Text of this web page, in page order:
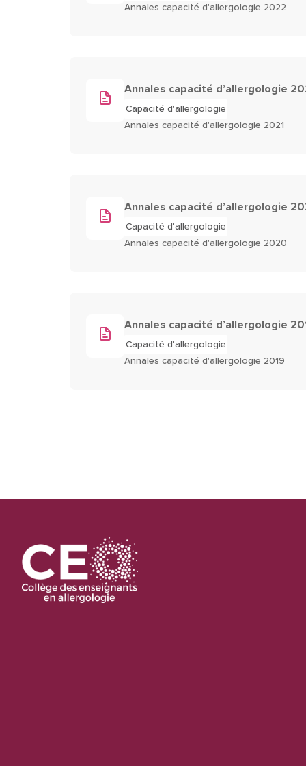
Annales capacité d'allergologie 2022
Annales capacité d’allergologie
Capacité d'allergologie
Annales capacité d'allergologie 2021
Annales capacité d’allergologie
Capacité d'allergologie
Annales capacité d'allergologie 2020
Annales capacité d’allergologie
Capacité d'allergologie
Annales capacité d'allergologie 2019